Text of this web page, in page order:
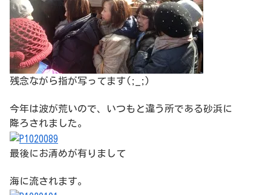
残念ながら指が写ってます(;_;)
今年は波が荒いので、いつもと違う所である砂浜に
降ろされました。
最後にお清めが有りまして
海に流されます。